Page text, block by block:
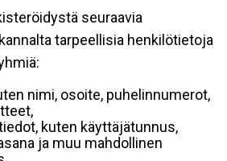
seuraavia
tarpeellisia henkilötietoja
nimi, osoite, puhelinnumerot,
kuten käyttäjätunnus,
ja muu mahdollinen